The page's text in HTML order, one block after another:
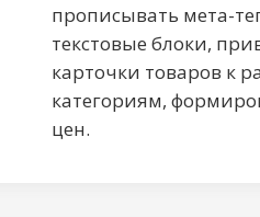
прописывать мета-
текстовые блоки,
карточки товаров к
категориям,
цен.